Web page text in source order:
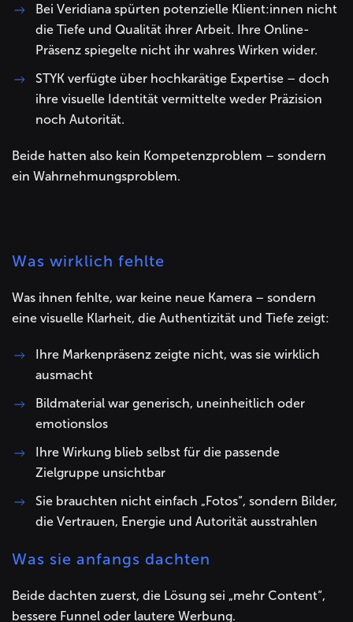
Bei Veridiana spürten potenzielle Klient:innen nicht
die Tiefe und Qualität ihrer Arbeit. Ihre Online-
Präsenz spiegelte nicht ihr wahres Wirken wider.
STYK verfügte über hochkarätige Expertise – doch
ihre visuelle Identität vermittelte weder Präzision
noch Autorität.
Beide hatten also kein Kompetenzproblem – sondern
ein Wahrnehmungsproblem.
Was wirklich fehlte
Was ihnen fehlte, war keine neue Kamera – sondern
eine visuelle Klarheit, die Authentizität und Tiefe zeigt:
Ihre Markenpräsenz zeigte nicht, was sie wirklich
ausmacht
Bildmaterial war generisch, uneinheitlich oder
emotionslos
Ihre Wirkung blieb selbst für die passende
Zielgruppe unsichtbar
Sie brauchten nicht einfach „Fotos“, sondern Bilder,
die Vertrauen, Energie und Autorität ausstrahlen
Was sie anfangs dachten
Beide dachten zuerst, die Lösung sei „mehr Content“,
bessere Funnel oder lautere Werbung.